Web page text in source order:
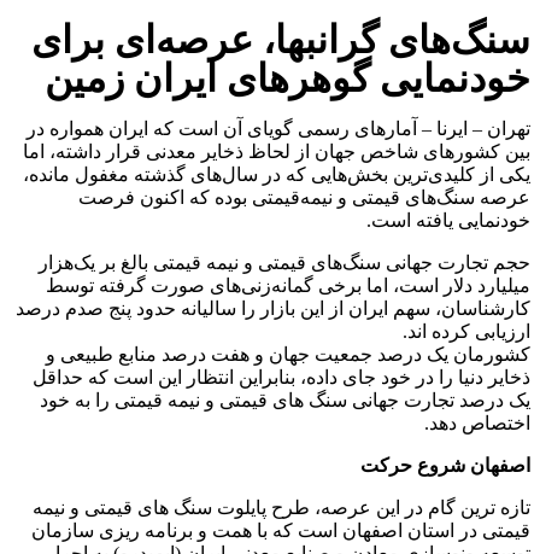
سنگ‌های گرانبها، عرصه‌ای برای
خودنمایی گوهرهای ایران ‌زمین
تهران – ایرنا – آمارهای رسمی گویای آن است که ایران همواره در
بین کشورهای شاخص جهان از لحاظ ذخایر معدنی قرار داشته، اما
یکی از کلیدی‌ترین بخش‌هایی که در سال‌های گذشته مغفول مانده،
عرصه سنگ‌های قیمتی و نیمه‌قیمتی بوده که اکنون فرصت
خودنمایی یافته است.
حجم تجارت جهانی سنگ‌های قیمتی و نیمه قیمتی بالغ بر یک‌هزار
میلیارد دلار است، اما برخی گمانه‌زنی‌های صورت گرفته توسط
کارشناسان، سهم ایران از این بازار را سالیانه حدود پنج صدم درصد
ارزیابی کرده اند.
کشورمان یک درصد جمعیت جهان و هفت درصد منابع طبیعی و
ذخایر دنیا را در خود جای داده، بنابراین انتظار این است که حداقل
یک درصد تجارت جهانی سنگ های قیمتی و نیمه قیمتی را به خود
اختصاص دهد.
اصفهان شروع حرکت
تازه ترین گام در این عرصه، طرح پایلوت سنگ های قیمتی و نیمه
قیمتی در استان اصفهان است که با همت و برنامه ریزی سازمان